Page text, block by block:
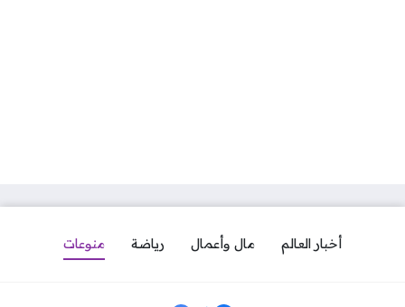
أخبار العالم مال وأعمال رياضة منوعات